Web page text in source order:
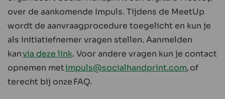
over de aankomende Impuls. Tijdens de MeetUp
wordt de aanvraagprocedure toegelicht en kun je
als initiatiefnemer vragen stellen. Aanmelden
kanvia deze link. Voor andere vragen kun je contact
opnemen metimpuls@socialhandprint.com, of
terecht bij onze FAQ.